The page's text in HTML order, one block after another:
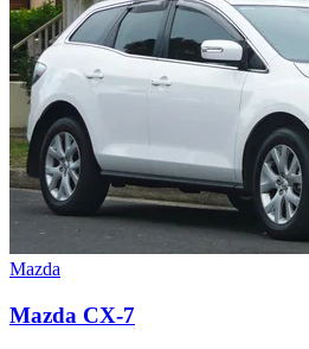
Mazda
Mazda CX-7